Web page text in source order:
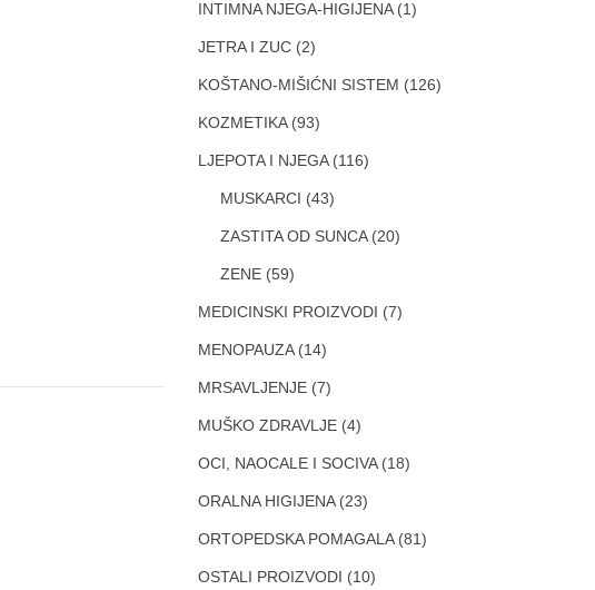
INTIMNA NJEGA-HIGIJENA (1)
JETRA I ZUC (2)
KOŠTANO-MIŠIĆNI SISTEM (126)
KOZMETIKA (93)
LJEPOTA I NJEGA (116)
MUSKARCI (43)
ZASTITA OD SUNCA (20)
ZENE (59)
MEDICINSKI PROIZVODI (7)
MENOPAUZA (14)
MRSAVLJENJE (7)
MUŠKO ZDRAVLJE (4)
OCI, NAOCALE I SOCIVA (18)
ORALNA HIGIJENA (23)
ORTOPEDSKA POMAGALA (81)
OSTALI PROIZVODI (10)